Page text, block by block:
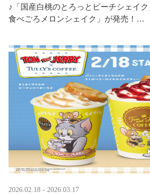
♪「国産白桃のとろっとピーチシェイ
食べごろメロンシェイク」が発売！
ホイップクリームが無料で2倍 ···
2026.02.18 - 2026.03.17